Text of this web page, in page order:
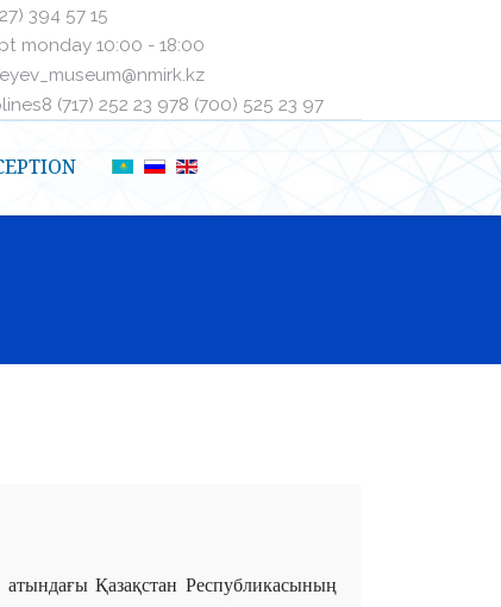
394 57 15
monday 10:00 - 18:00
ㅤ8 (717) 252 23 97ㅤㅤ8 (700) 525 23 97
атындағы Қазақстан Республикасының